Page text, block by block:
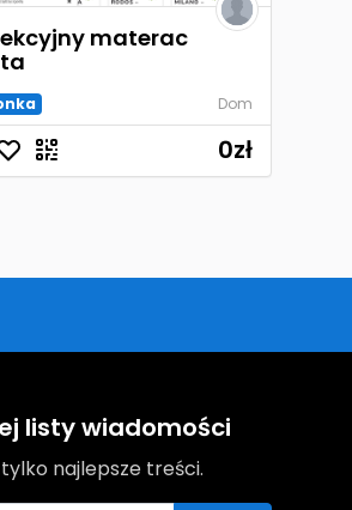
materac
Dom
0zł
listy wiadomości
najlepsze treści.